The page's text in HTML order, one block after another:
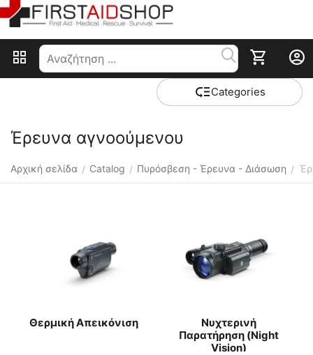
Сategories
Έρευνα αγνοούμενου
Αρχική σελίδα / Catalog / Πυρόσβεση - Έρευνα - Διάσωση /
Θερμική Απεικόνιση
Νυχτερινή
Παρατήρηση (Night
Vision)